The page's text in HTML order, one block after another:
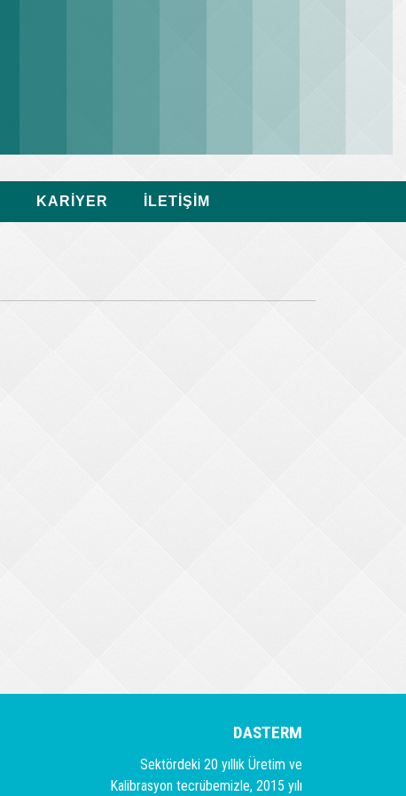
KARİYER İLETİŞİM
DASTERM
Sektördeki 20 yıllık Üretim ve
Kalibrasyon tecrübemizle, 2015 yılı